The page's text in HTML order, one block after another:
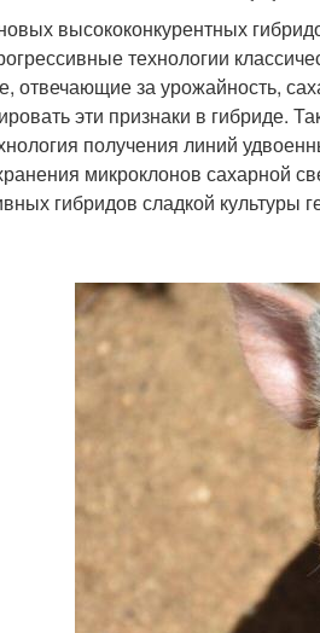
высококонкурентных
технологии
отвечающие за урожайность,
эти признаки в гибриде.
получения линий
микроклонов сахарной
гибридов сладкой